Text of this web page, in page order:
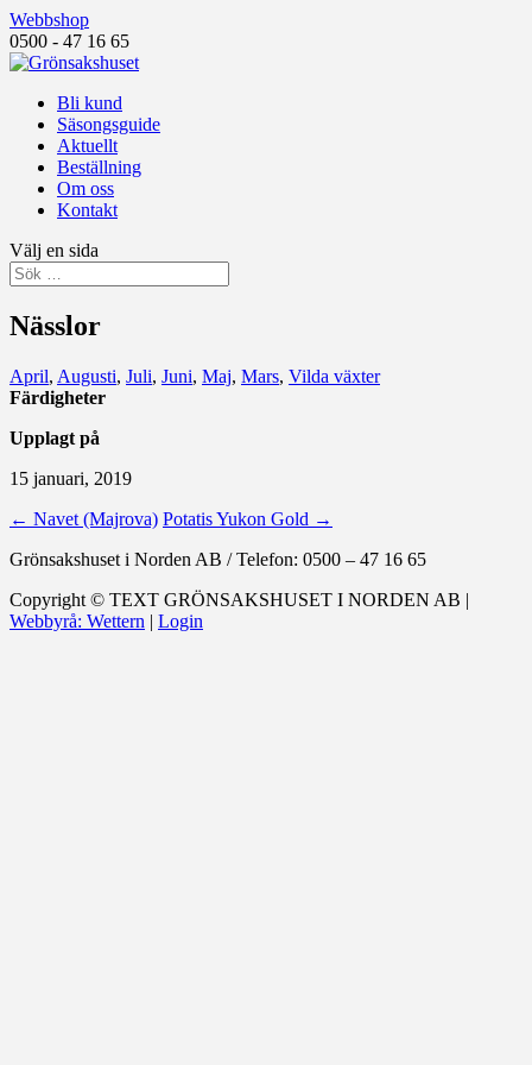
Webbshop
0500 - 47 16 65
Bli kund
Säsongsguide
Aktuellt
Beställning
Om oss
Kontakt
Välj en sida
Nässlor
April, Augusti, Juli, Juni, Maj, Mars, Vilda växter
Färdigheter
Upplagt på
15 januari, 2019
← Navet (Majrova) Potatis Yukon Gold →
Grönsakshuset i Norden AB /Telefon: 0500 – 47 16 65
Copyright © TEXT GRÖNSAKSHUSET I NORDEN AB |
Webbyrå: Wettern | Login